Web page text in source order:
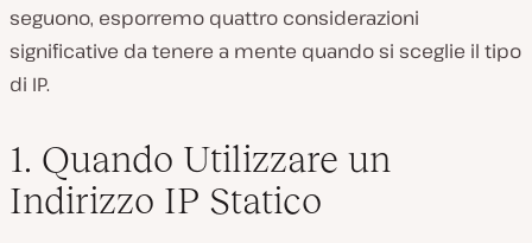
seguono, esporremo quattro considerazioni
significative da tenere a mente quando si sceglie il tipo
di IP.
1. Quando Utilizzare un
Indirizzo IP Statico